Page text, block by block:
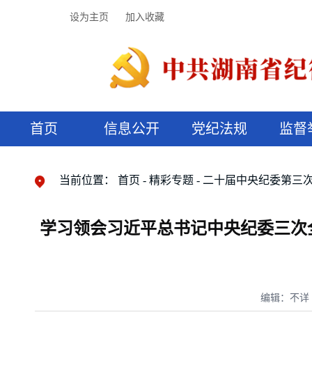
设为主页 加入收藏
首页 信息公开 党纪法规 监督
当前位置： 首页 精彩专题 二十届中央纪委第三
学习领会习近平总书记中央纪委三
编辑：不详